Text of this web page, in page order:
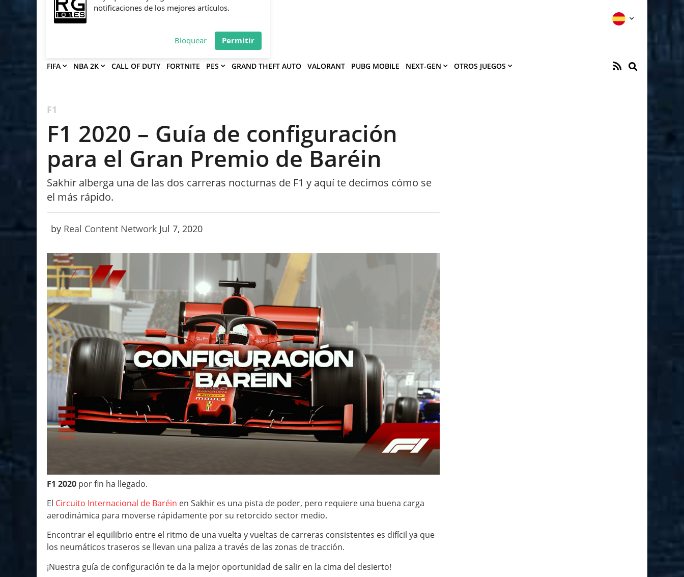
Deja que Gfinity Digital Network te envíe
FIFA NBA 2K CALL OF DUTY FORTNITE PES GRAND THEFT AUTO VALORANT PUBG MOBILE NEXT-GEN OTROS JUEGOS
F1
F1 2020 – Guía de configuración
para el Gran Premio de Baréin
Sakhir alberga una de las dos carreras nocturnas de F1 y aquí te decimos cómo se
el más rápido.
by Real Content Network Jul 7, 2020
F1 2020 por fin ha llegado.
El Circuito Internacional de Baréin en Sakhir es una pista de poder, pero requiere una buena carga
aerodinámica para moverse rápidamente por su retorcido sector medio.
Encontrar el equilibrio entre el ritmo de una vuelta y vueltas de carreras consistentes es difícil ya que
los neumáticos traseros se llevan una paliza a través de las zonas de tracción.
¡Nuestra guía de configuración te da la mejor oportunidad de salir en la cima del desierto!